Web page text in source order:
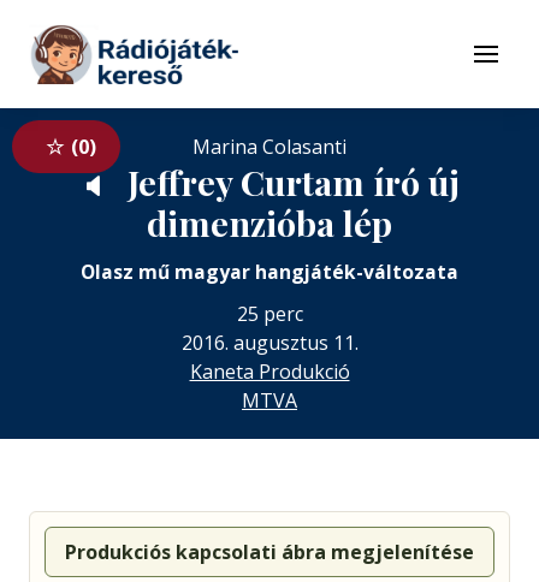
Tovább a tartalomhoz
Menü
0 Marina Colasanti
🔈
Jeffrey Curtam író új
dimenzióba lép
Olasz mű magyar hangjáték-változata
25 perc
2016. augusztus 11.
Kaneta Produkció
MTVA
Produkciós kapcsolati ábra megjelenítése